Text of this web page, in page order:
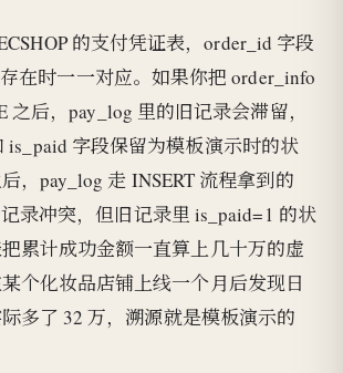
的支付凭证表，order_id 字段
在时一一对应。如果你把 order_info
之后，pay_log 里的旧记录会滞留，
is_paid 字段保留为模板演示时的状
，pay_log 走 INSERT 流程拿到的
录冲突，但旧记录里 is_paid=1 的状
累计成功金额一直算上几十万的虚
个化妆品店铺上线一个月后发现日
多了 32 万，溯源就是模板演示的